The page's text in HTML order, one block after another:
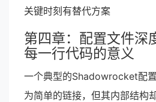
关键时刻有替代方案
第四章：配置文件
每一行代码的意义
一个典型的Shadowrocket配
为简单的链接，但其内部结构